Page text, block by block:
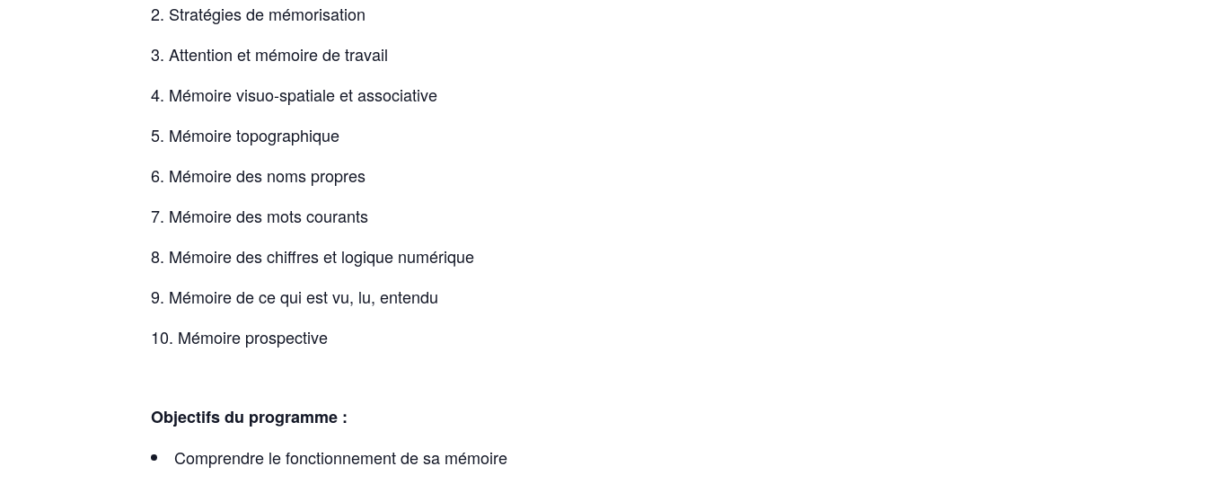
Stratégies de mémorisation
Attention et mémoire de travail
Mémoire visuo-spatiale et associative
Mémoire topographique
Mémoire des noms propres
Mémoire des mots courants
Mémoire des chiffres et logique numérique
Mémoire de ce qui est vu, lu, entendu
Mémoire prospective
Objectifs du programme :
Comprendre le fonctionnement de sa mémoire